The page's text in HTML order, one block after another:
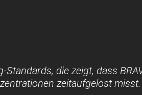
die zeigt, dass
zeitaufgelöst misst.